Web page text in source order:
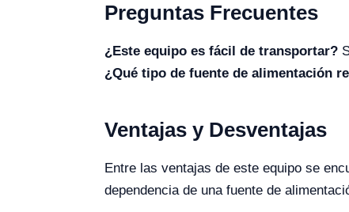
Preguntas Frecuentes
¿Este equipo es fácil de transportar?
¿Qué tipo de fuente de alimentación
Ventajas y Desventajas
Entre las ventajas de este equipo se
dependencia de una fuente de